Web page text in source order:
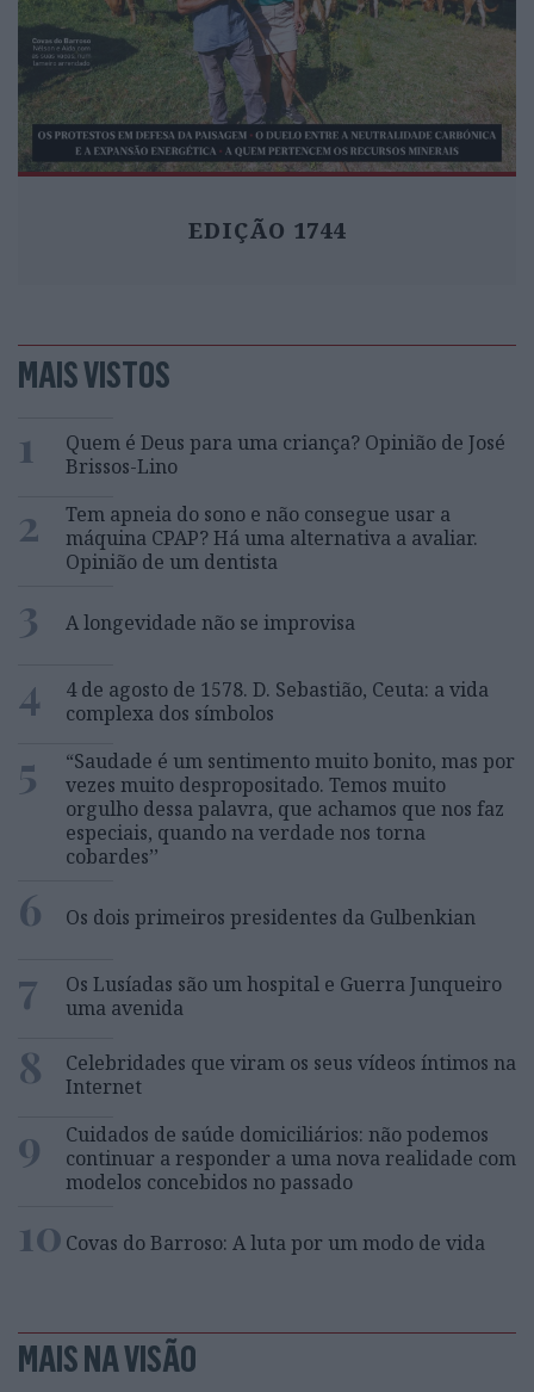
EDIÇÃO 1744
MAIS VISTOS
1
Quem é Deus para uma criança? Opinião de José
Brissos-Lino
2
Tem apneia do sono e não consegue usar a
máquina CPAP? Há uma alternativa a avaliar.
Opinião de um dentista
3 A longevidade não se improvisa
4
4 de agosto de 1578. D. Sebastião, Ceuta: a vida
complexa dos símbolos
5
“Saudade é um sentimento muito bonito, mas por
vezes muito despropositado. Temos muito
orgulho dessa palavra, que achamos que nos faz
especiais, quando na verdade nos torna
cobardes’’
6 Os dois primeiros presidentes da Gulbenkian
7
Os Lusíadas são um hospital e Guerra Junqueiro
uma avenida
8
Celebridades que viram os seus vídeos íntimos na
Internet
9
Cuidados de saúde domiciliários: não podemos
continuar a responder a uma nova realidade com
modelos concebidos no passado
10 Covas do Barroso: A luta por um modo de vida
MAIS NA VISÃO